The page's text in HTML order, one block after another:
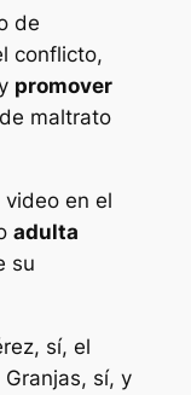
de
conflicto,
promover
de maltrato
en el
adulta
su
sí, el
sí, y